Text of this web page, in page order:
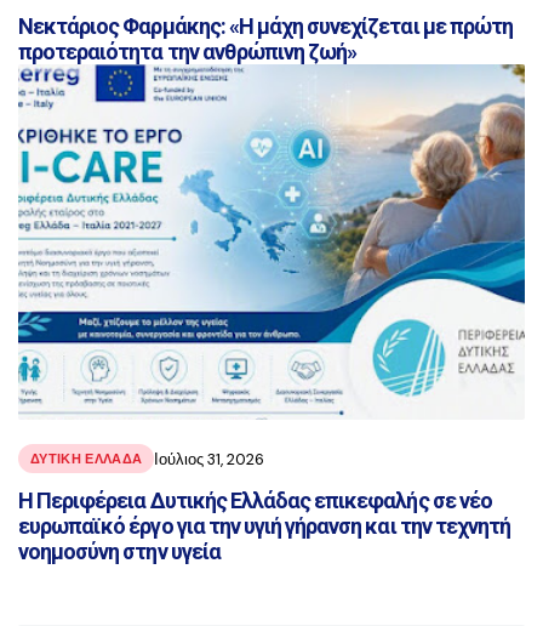
Νεκτάριος Φαρμάκης: «Η μάχη συνεχίζεται με πρώτη
προτεραιότητα την ανθρώπινη ζωή»
ΔΥΤΙΚΗ ΕΛΛΑΔΑ Ιούλιος 31, 2026
Η Περιφέρεια Δυτικής Ελλάδας επικεφαλής σε νέο
ευρωπαϊκό έργο για την υγιή γήρανση και την τεχνητή
νοημοσύνη στην υγεία